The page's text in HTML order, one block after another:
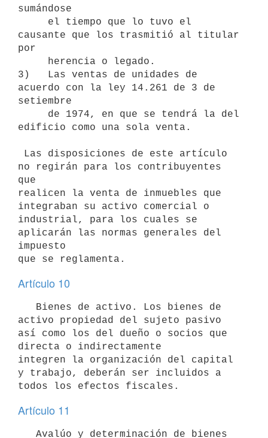
sumándose
causante que los trasmitió al titular
por
3)   Las ventas de unidades de
acuerdo con la ley 14.261 de 3 de
setiembre
edificio como una sola venta.
no regirán para los contribuyentes
que
realicen la venta de inmuebles que
integraban su activo comercial o
industrial, para los cuales se
aplicarán las normas generales del
impuesto
Artículo 10
activo propiedad del sujeto pasivo
así como los del dueño o socios que
directa o indirectamente
integren la organización del capital
y trabajo, deberán ser incluidos a
Artículo 11